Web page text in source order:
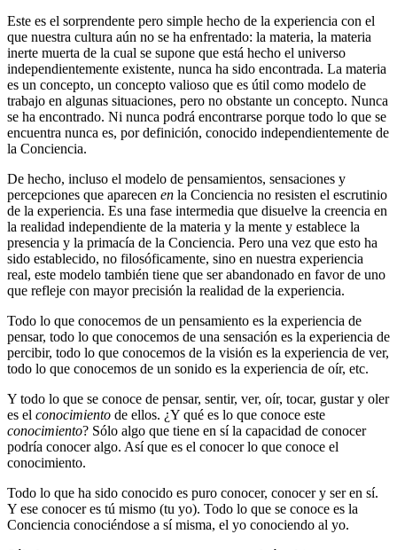
Este es el sorprendente pero simple hecho de la experiencia con el
que nuestra cultura aún no se ha enfrentado: la materia, la materia
inerte muerta de la cual se supone que está hecho el universo
independientemente existente, nunca ha sido encontrada. La materia
es un concepto, un concepto valioso que es útil como modelo de
trabajo en algunas situaciones, pero no obstante un concepto. Nunca
se ha encontrado. Ni nunca podrá encontrarse porque todo lo que se
encuentra nunca es, por definición, conocido independientemente de
la Conciencia.
De hecho, incluso el modelo de pensamientos, sensaciones y
percepciones que aparecen en la Conciencia no resisten el escrutinio
de la experiencia. Es una fase intermedia que disuelve la creencia en
la realidad independiente de la materia y la mente y establece la
presencia y la primacía de la Conciencia. Pero una vez que esto ha
sido establecido, no filosóficamente, sino en nuestra experiencia
real, este modelo también tiene que ser abandonado en favor de uno
que refleje con mayor precisión la realidad de la experiencia.
Todo lo que conocemos de un pensamiento es la experiencia de
pensar, todo lo que conocemos de una sensación es la experiencia de
percibir, todo lo que conocemos de la visión es la experiencia de ver,
todo lo que conocemos de un sonido es la experiencia de oír, etc.
Y todo lo que se conoce de pensar, sentir, ver, oír, tocar, gustar y oler
es el conocimiento de ellos. ¿Y qué es lo que conoce este
conocimiento? Sólo algo que tiene en sí la capacidad de conocer
podría conocer algo. Así que es el conocer lo que conoce el
conocimiento.
Todo lo que ha sido conocido es puro conocer, conocer y ser en sí.
Y ese conocer es tú mismo (tu yo). Todo lo que se conoce es la
Conciencia conociéndose a sí misma, el yo conociendo al yo.